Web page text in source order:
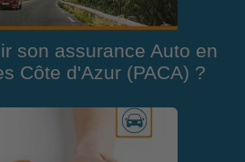
son assurance Auto en
Côte d'Azur (PACA) ?